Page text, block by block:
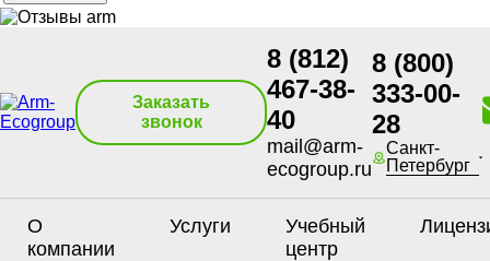
Заказать
звонок
8 (812)
467-38-
40
mail@arm-
ecogroup.ru
8 (800)
333-00-
28
Санкт-
Петербург
О
компании
Услуги
Учебный
центр